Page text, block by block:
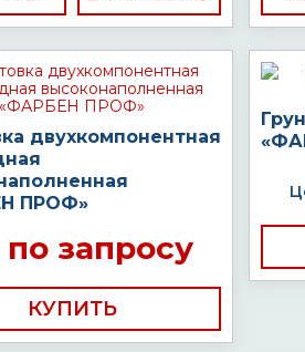
двухкомпонентная
ПРОФ»
запросу
КУПИТЬ